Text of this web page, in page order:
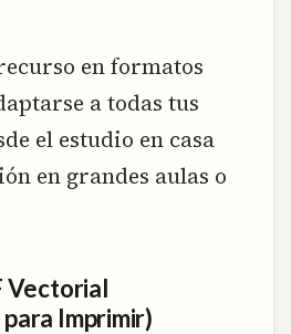
en formatos
a todas tus
el estudio en casa
en grandes aulas o
Vectorial
Imprimir)